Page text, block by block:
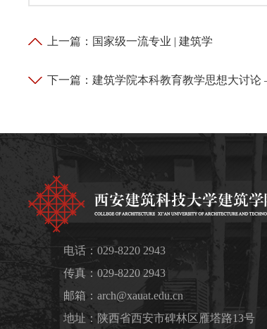
上一篇： 国家级一流专业 | 建筑学
下一篇：建筑学院本科教育教学思想大讨
电话：029-8220 2943
传真：029-8220 2943
邮箱：arch@xauat.edu.cn
地址：陕西省西安市碑林区雁塔路13号